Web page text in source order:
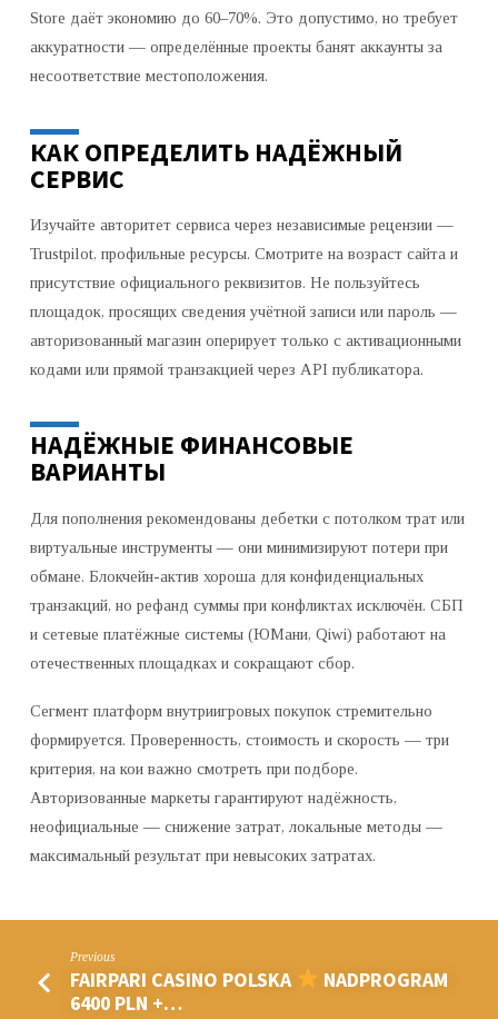
Store даёт экономию до 60–70%. Это допустимо, но требует
аккуратности — определённые проекты банят аккаунты за
несоответствие местоположения.
КАК ОПРЕДЕЛИТЬ НАДЁЖНЫЙ
СЕРВИС
Изучайте авторитет сервиса через независимые рецензии —
Trustpilot, профильные ресурсы. Смотрите на возраст сайта и
присутствие официального реквизитов. Не пользуйтесь
площадок, просящих сведения учётной записи или пароль —
авторизованный магазин оперирует только с активационными
кодами или прямой транзакцией через API публикатора.
НАДЁЖНЫЕ ФИНАНСОВЫЕ
ВАРИАНТЫ
Для пополнения рекомендованы дебетки с потолком трат или
виртуальные инструменты — они минимизируют потери при
обмане. Блокчейн-актив хороша для конфиденциальных
транзакций, но рефанд суммы при конфликтах исключён. СБП
и сетевые платёжные системы (ЮМани, Qiwi) работают на
отечественных площадках и сокращают сбор.
Сегмент платформ внутриигровых покупок стремительно
формируется. Проверенность, стоимость и скорость — три
критерия, на кои важно смотреть при подборе.
Авторизованные маркеты гарантируют надёжность,
неофициальные — снижение затрат, локальные методы —
максимальный результат при невысоких затратах.
Previous
FAIRPARI CASINO POLSKA
NADPROGRAM
6400 PLN +…